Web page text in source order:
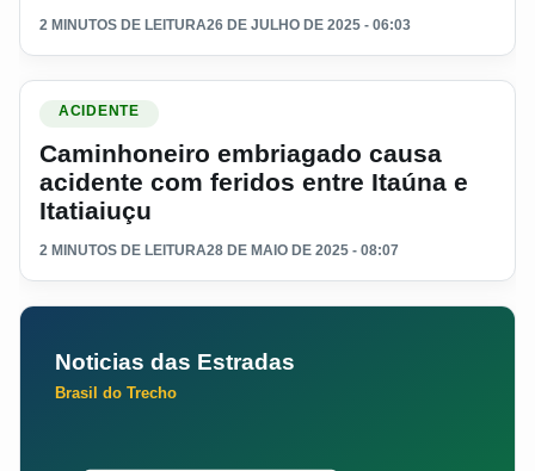
2 MINUTOS DE LEITURA26 DE JULHO DE 2025 - 06:03
Ler materia: Caminhoneiro embriagado causa acidente com
ACIDENTE
Caminhoneiro embriagado causa
acidente com feridos entre Itaúna e
Itatiaiuçu
2 MINUTOS DE LEITURA28 DE MAIO DE 2025 - 08:07